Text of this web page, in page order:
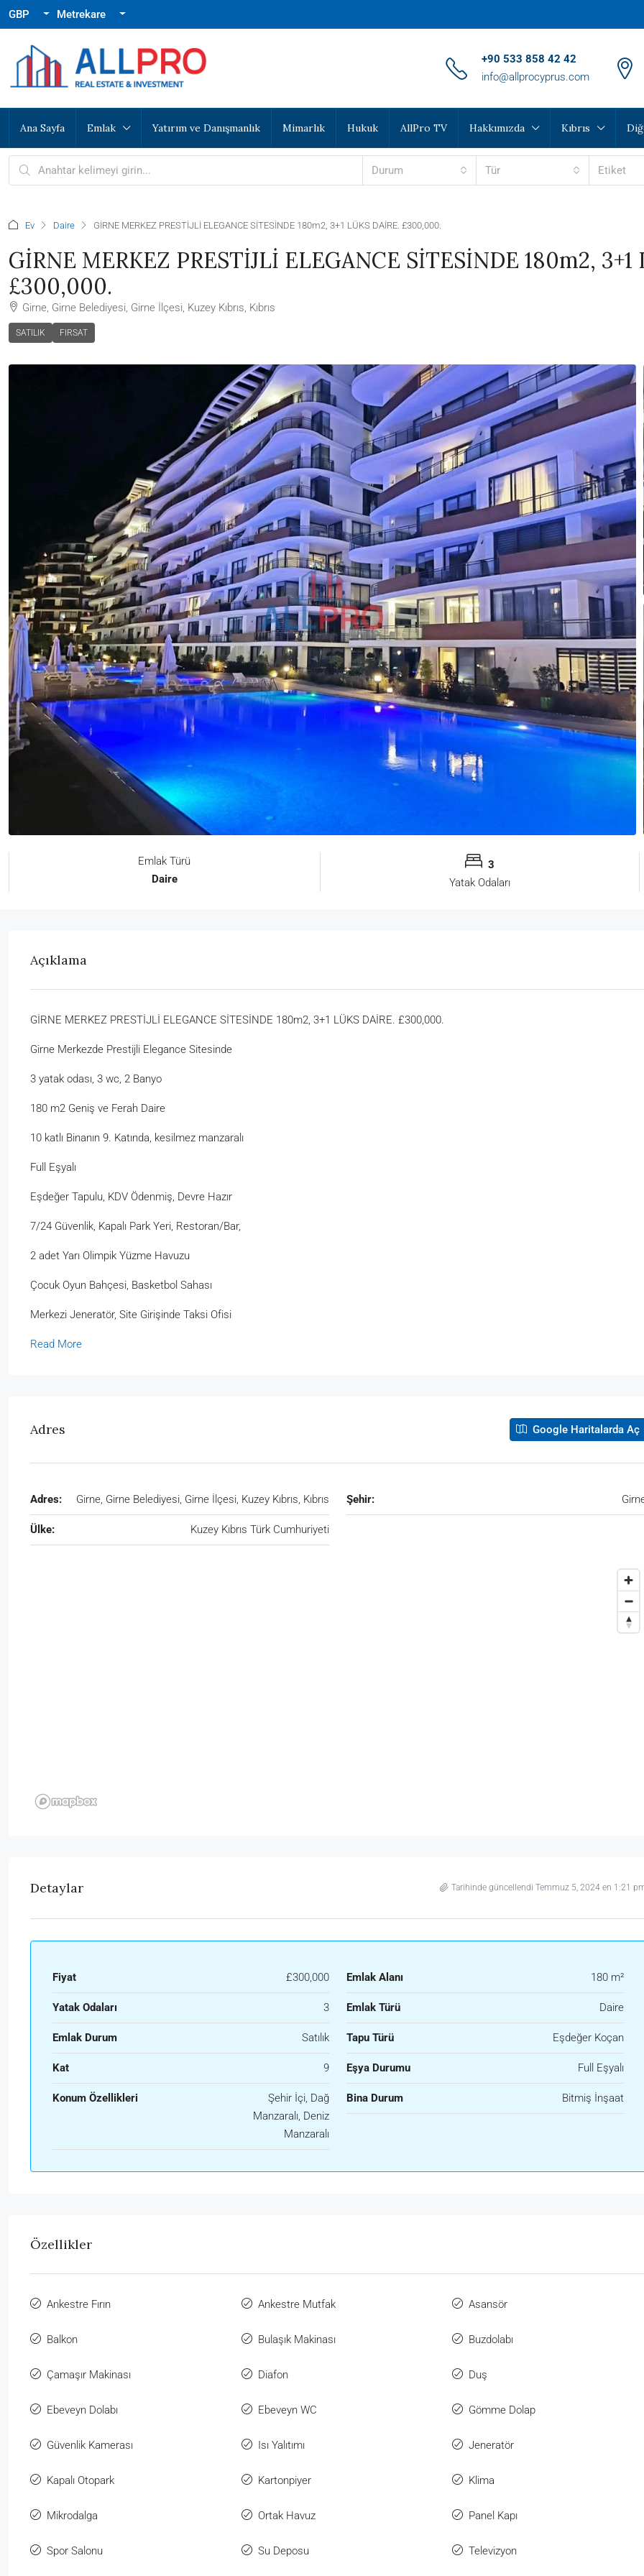
GBP Metrekare
‪+90 533 858 42 42‬
info@allprocyprus.com
Ana Sayfa Emlak Yatırım ve Danışmanlık Mimarlık Hukuk AllPro TV Hakkımızda Kıbrıs
Durum Tür Etiket
Ev Daire GİRNE MERKEZ PRESTİJLİ ELEGANCE SİTESİNDE 180m2, 3+1 LÜKS DAİRE. £300,000.
GİRNE MERKEZ PRESTİJLİ ELEGANCE SİTESİNDE 180m2, 3+1
£300,000.
Girne, Girne Belediyesi, Girne İlçesi, Kuzey Kıbrıs, Kıbrıs
SATILIK FIRSAT
Emlak Türü
Daire
3
Yatak Odaları
Açıklama
GİRNE MERKEZ PRESTİJLİ ELEGANCE SİTESİNDE 180m2, 3+1 LÜKS DAİRE. £300,000.
Girne Merkezde Prestijli Elegance Sitesinde
3 yatak odası, 3 wc, 2 Banyo
180 m2 Geniş ve Ferah Daire
10 katlı Binanın 9. Katında, kesilmez manzaralı
Full Eşyalı
Eşdeğer Tapulu, KDV Ödenmiş, Devre Hazır
7/24 Güvenlik, Kapalı Park Yeri, Restoran/Bar,
2 adet Yarı Olimpik Yüzme Havuzu
Çocuk Oyun Bahçesi, Basketbol Sahası
Merkezi Jeneratör, Site Girişinde Taksi Ofisi
Read More
Adres Google Haritalarda Aç
Adres: Girne, Girne Belediyesi, Girne İlçesi, Kuzey Kıbrıs, Kıbrıs Şehir:
Ülke: Kuzey Kıbrıs Türk Cumhuriyeti
Detaylar Tarihinde güncellendi Temmuz 5, 2024 en 1:21
Fiyat £300,000 Emlak Alanı 180 m²
Yatak Odaları 3 Emlak Türü Daire
Emlak Durum Satılık Tapu Türü Eşdeğer Koçan
Kat 9 Eşya Durumu Full Eşyalı
Konum Özellikleri
Şehir İçi, Dağ
Manzaralı, Deniz
Manzaralı
Bina Durum Bitmiş İnşaat
Özellikler
Ankestre Fırın Ankestre Mutfak Asansör
Balkon Bulaşık Makinası Buzdolabı
Çamaşır Makinası Diafon Duş
Ebeveyn Dolabı Ebeveyn WC Gömme Dolap
Güvenlik Kamerası Isı Yalıtımı Jeneratör
Kapalı Otopark Kartonpiyer Klima
Mikrodalga Ortak Havuz Panel Kapı
Spor Salonu Su Deposu Televizyon